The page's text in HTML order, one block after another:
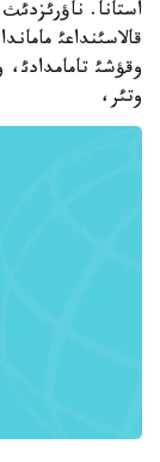
قالاسئنداعئ
وتئر،